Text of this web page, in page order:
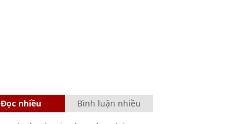
Đọc nhiều Bình luận nhiều